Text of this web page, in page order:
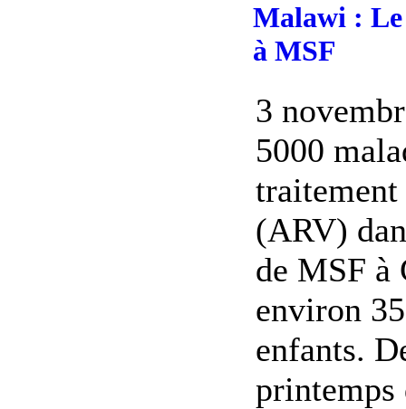
Malawi :
à MSF
3
5000
(ARV)
de MSF à
environ
enfants.
printemps